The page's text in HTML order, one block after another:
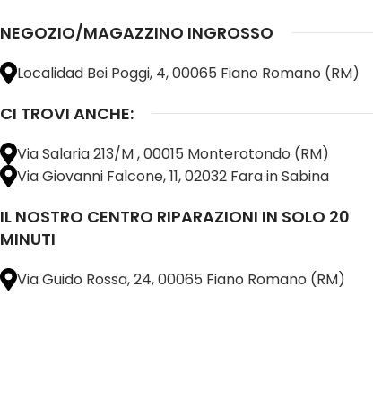
NEGOZIO/MAGAZZINO INGROSSO
Localidad Bei Poggi, 4, 00065 Fiano Romano (RM)
CI TROVI ANCHE:
Via Salaria 213/M , 00015 Monterotondo (RM)
Via Giovanni Falcone, 11, 02032 Fara in Sabina
IL NOSTRO CENTRO RIPARAZIONI IN SOLO 20
MINUTI
Via Guido Rossa, 24, 00065 Fiano Romano (RM)